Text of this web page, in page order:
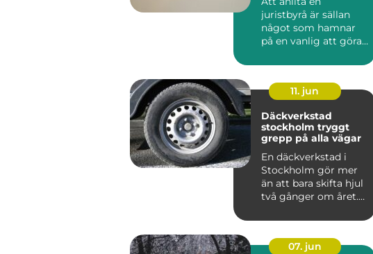
juristbyrå är sällan
något som hamnar
på en vanlig att göra-
sam...
11. jun
Däckverkstad
stockholm tryggt
grepp på alla vägar
En däckverkstad i
Stockholm gör mer
än att bara skifta hjul
två gånger om året.
07. jun